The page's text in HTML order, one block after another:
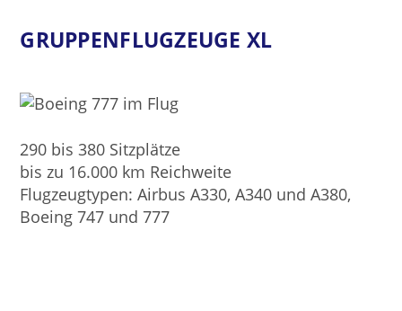
GRUPPENFLUGZEUGE XL
290 bis 380 Sitzplätze
bis zu 16.000 km Reichweite
Flugzeugtypen: Airbus A330, A340 und A380,
Boeing 747 und 777